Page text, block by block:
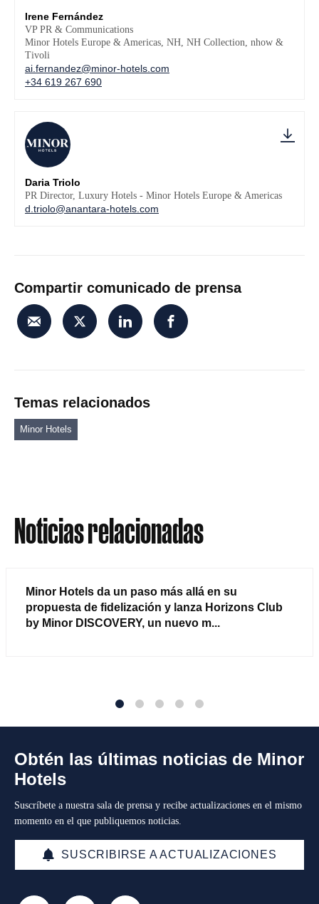
Irene Fernández
VP PR & Communications
Minor Hotels Europe & Americas, NH, NH Collection, nhow &
Tivoli
ai.fernandez@minor-hotels.com
+34 619 267 690
Daria Triolo
PR Director, Luxury Hotels - Minor Hotels Europe & Americas
d.triolo@anantara-hotels.com
Compartir comunicado de prensa
Temas relacionados
Minor Hotels
Noticias relacionadas
Minor Hotels da un paso más allá en su
propuesta de fidelización y lanza Horizons Club
by Minor DISCOVERY, un nuevo m...
Obtén las últimas noticias de Minor
Hotels
Suscríbete a nuestra sala de prensa y recibe actualizaciones en el mismo
momento en el que publiquemos noticias.
SUSCRIBIRSE A ACTUALIZACIONES